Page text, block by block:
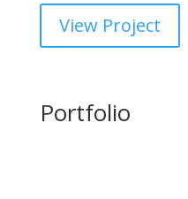
View Project
Portfolio